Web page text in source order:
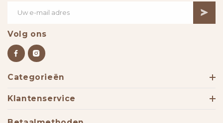
Volg ons
Categorieën
Klantenservice